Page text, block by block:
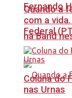
Fernando
na Band
Quando a
com a
Federal
Coluna do
nas Urnas